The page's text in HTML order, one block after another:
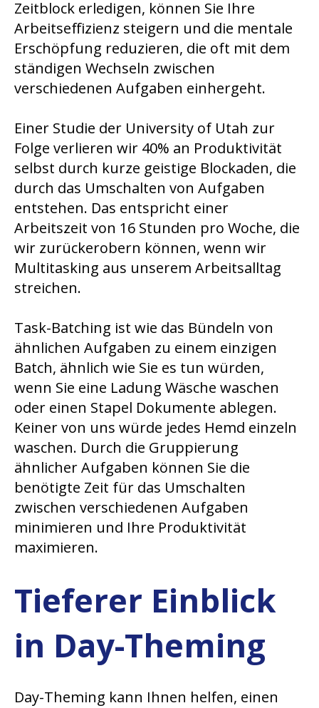
Zeitblock erledigen, können Sie Ihre
Arbeitseffizienz steigern und die mentale
Erschöpfung reduzieren, die oft mit dem
ständigen Wechseln zwischen
verschiedenen Aufgaben einhergeht.
Einer Studie der University of Utah zur
Folge verlieren wir 40% an Produktivität
selbst durch kurze geistige Blockaden, die
durch das Umschalten von Aufgaben
entstehen. Das entspricht einer
Arbeitszeit von 16 Stunden pro Woche, die
wir zurückerobern können, wenn wir
Multitasking aus unserem Arbeitsalltag
streichen.
Task-Batching ist wie das Bündeln von
ähnlichen Aufgaben zu einem einzigen
Batch, ähnlich wie Sie es tun würden,
wenn Sie eine Ladung Wäsche waschen
oder einen Stapel Dokumente ablegen.
Keiner von uns würde jedes Hemd einzeln
waschen. Durch die Gruppierung
ähnlicher Aufgaben können Sie die
benötigte Zeit für das Umschalten
zwischen verschiedenen Aufgaben
minimieren und Ihre Produktivität
maximieren.
Tieferer Einblick
in Day-Theming
Day-Theming kann Ihnen helfen, einen